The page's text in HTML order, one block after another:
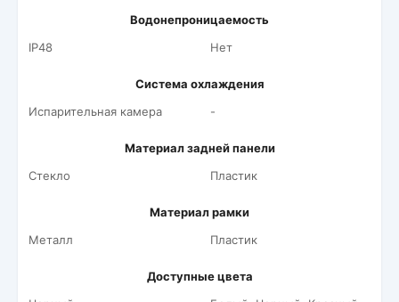
Водонепроницаемость
IP48
Нет
Система охлаждения
Испарительная камера
-
Материал задней панели
Стекло
Пластик
Материал рамки
Металл
Пластик
Доступные цвета